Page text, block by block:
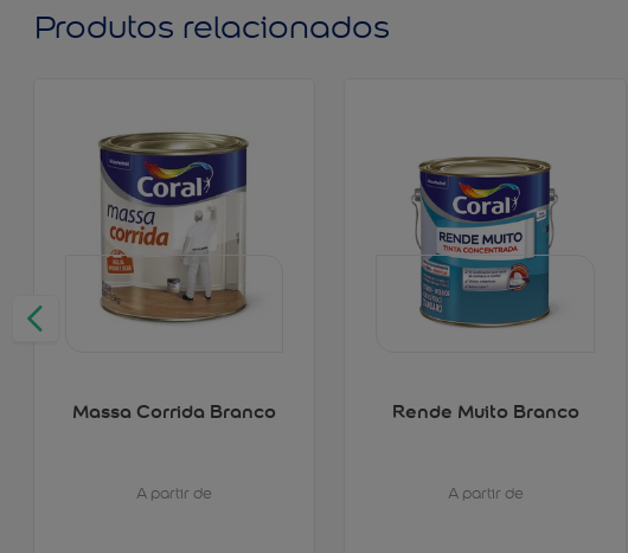
Produtos relacionados
Massa Corrida Branco
A partir de
Rende Muito Branco
A partir de